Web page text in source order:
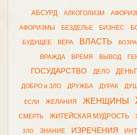
АБСУРД АЛКОГОЛИЗМ
АФОРИЗМЫ БЕЗДЕЛЬЕ БИЗНЕС
БУДУЩЕЕ ВЕРА ВЛАСТЬ
ВРАЖДА ВРЕМЯ ВЫВОД
ГОСУДАРСТВО ДЕЛО
ДОБРО и ЗЛО ДРУЖБА ДУРАК
ЕСЛИ ЖЕЛАНИЯ ЖЕНЩИНЫ
СМЕРТЬ ЖИТЕЙСКАЯ МУДРОСТЬ
ЗЛО ЗНАНИЕ ИЗРЕЧЕНИЯ